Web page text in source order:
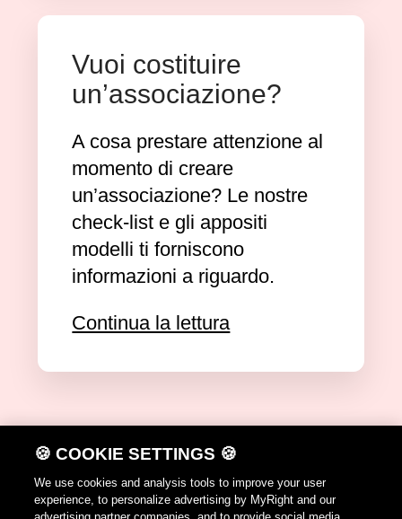
Vuoi costituire
un’associazione?
A cosa prestare attenzione al
momento di creare
un’associazione? Le nostre
check-list e gli appositi
modelli ti forniscono
informazioni a riguardo.
Continua la lettura
DE FR IT
EN
Avvertenze per l'utilizzazione
🍪 COOKIE SETTINGS 🍪
We use cookies and analysis tools to improve your user
experience, to personalize advertising by MyRight and our